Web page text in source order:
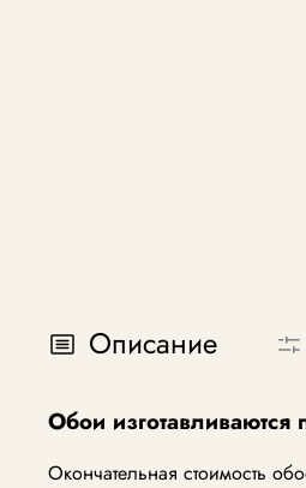
Описание
Обои
Окончательная стоимость